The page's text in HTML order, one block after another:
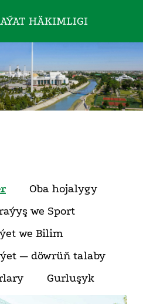
HÄKIMLIGI
Oba hojalygy
we Sport
we Bilim
— döwrüň talaby
Gurluşyk